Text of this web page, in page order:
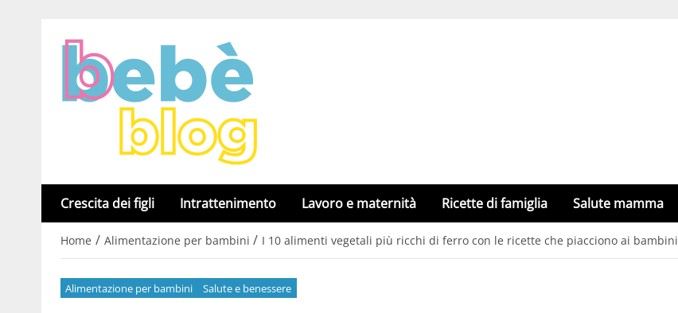
Crescita dei figli Intrattenimento Lavoro e maternità Ricette di famiglia Salute mamma
Home / Alimentazione per bambini / I 10 alimenti vegetali più ricchi di ferro con le ricette che piacciono ai bambini
Alimentazione per bambini Salute e benessere